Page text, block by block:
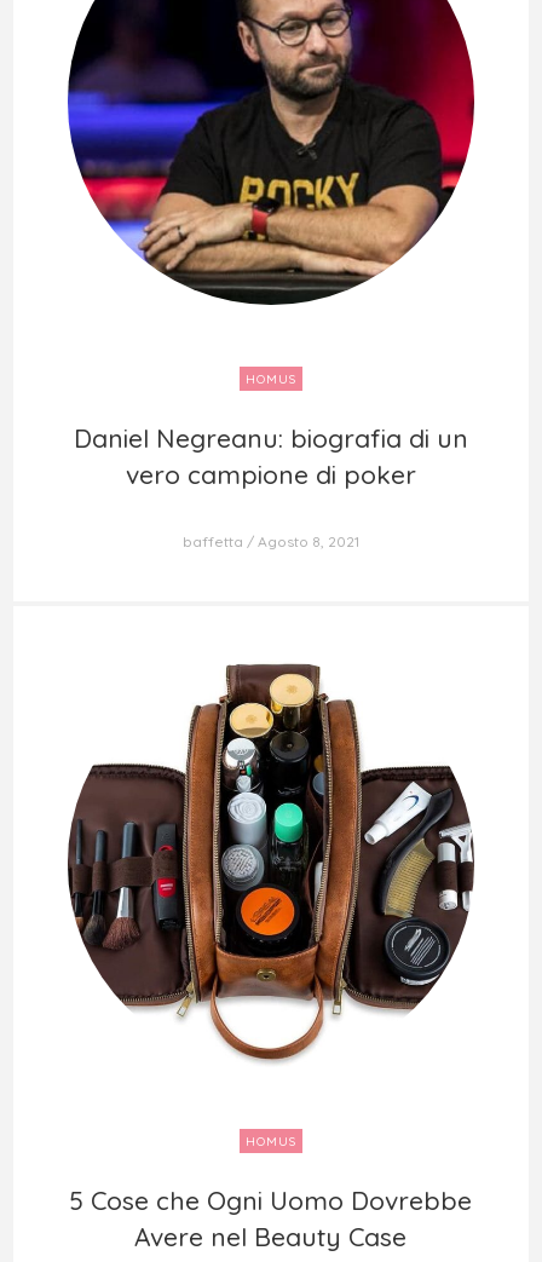
HOMUS
Daniel Negreanu: biografia di un
vero campione di poker
Daniel Negreanu: biografia di un
vero campione di poker
baffetta Agosto 8, 2021
HOMUS
5 Cose che Ogni Uomo Dovrebbe
Avere nel Beauty Case
5 Cose che Ogni Uomo Dovrebbe
Avere nel Beauty Case